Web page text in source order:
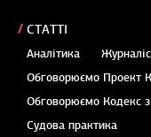
СТАТТІ
Аналітика
Обговорюємо Проект
Обговорюємо Кодекс з
Судова практика